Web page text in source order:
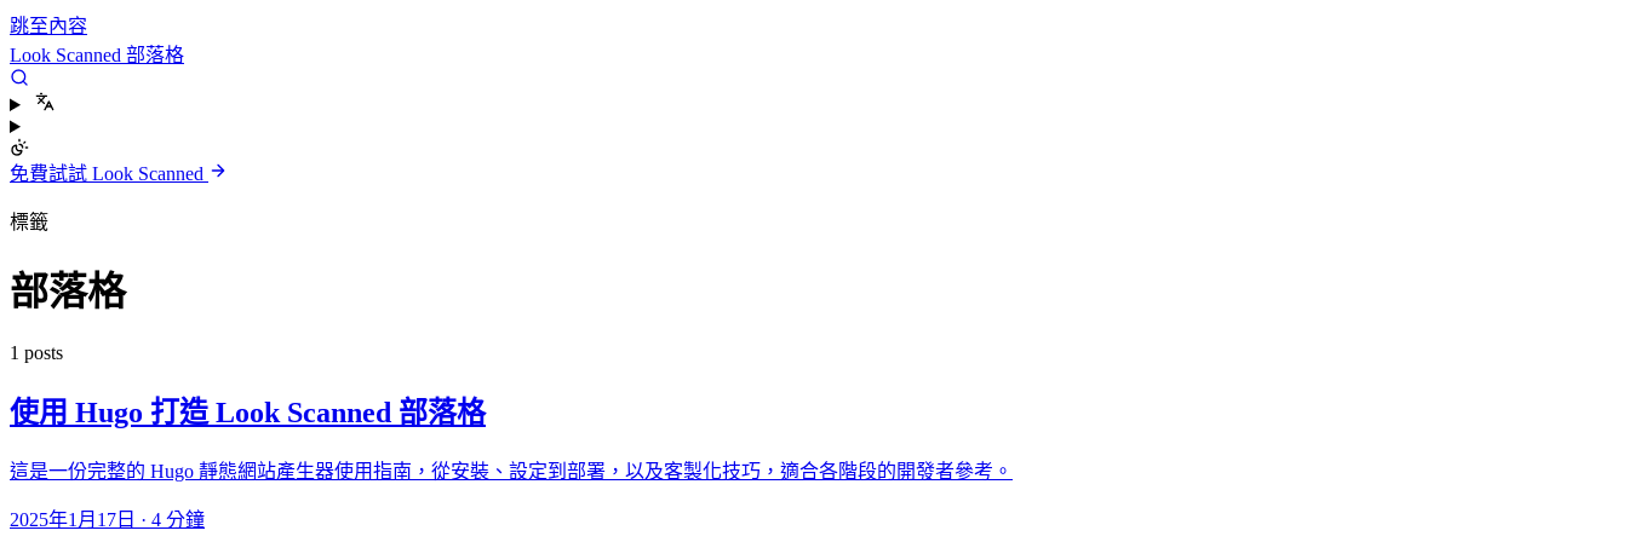
跳至內容
Look Scanned 部落格
免費試試 Look Scanned
標籤
部落格
1 posts
使用 Hugo 打造 Look Scanned 部落格
這是一份完整的 Hugo 靜態網站產生器使用指南，從安裝、設定到部署，以及客製化技巧，適合各階段的開發者參考。
2025年1月17日 · 4 分鐘